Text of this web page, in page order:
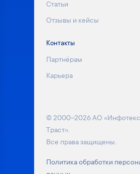
Статьи
Отзывы и кейсы
Контакты
Партнёрам
Карьера
© 2000–2026 АО
Траст».
Все права защищены.
Политика обработки